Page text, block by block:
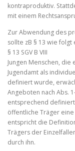
kontraproduktiv.
mit einem
Zur Abwendung des
sollte zB § 13 wie
§ 13 SGV B VIII
Jungen Menschen,
Jugendamt als
definiert wurde,
Angeboten nach Abs.
entsprechend
öffentliche Träger
entspricht die
Trägers der
durch ihn.